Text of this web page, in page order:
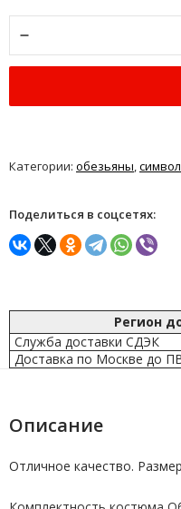
Категории: обезьяны
Поделиться в соцсетях:
Регион
Служба доставки СДЭК
Доставка по Москве до
Описание
Отличное качество.